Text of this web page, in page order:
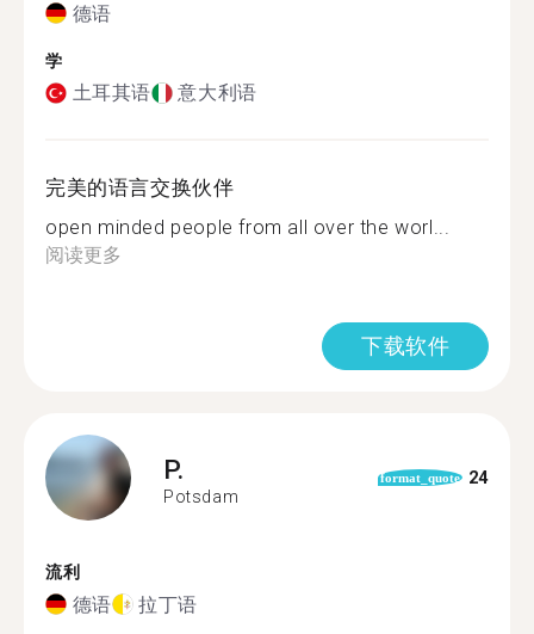
德语
学
土耳其语 意大利语
完美的语言交换伙伴
open minded people from all over the worl...
阅读更多
下载软件
P.
Potsdam
format_quote 24
流利
德语 拉丁语